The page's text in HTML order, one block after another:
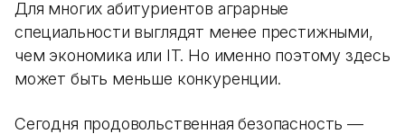
Для многих абитуриентов аграрные
специальности выглядят менее престижными,
чем экономика или IT. Но именно поэтому здесь
может быть меньше конкуренции.
Сегодня продовольственная безопасность —